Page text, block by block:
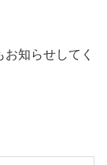
知らせしてく